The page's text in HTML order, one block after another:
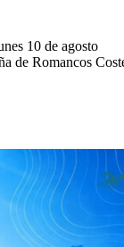
10 de agosto
de Romancos